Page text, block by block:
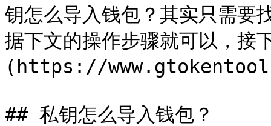
钥怎么导入钱包？其实只需要
据下文的操作步骤就可以，
(https://
## 私钥怎么导入钱包？